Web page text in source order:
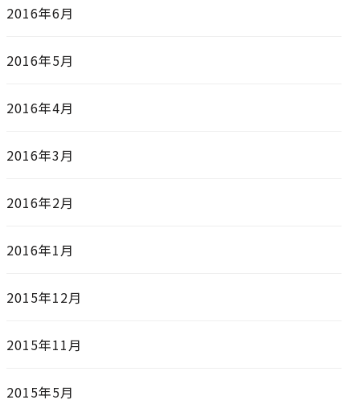
2016年6月
2016年5月
2016年4月
2016年3月
2016年2月
2016年1月
2015年12月
2015年11月
2015年5月